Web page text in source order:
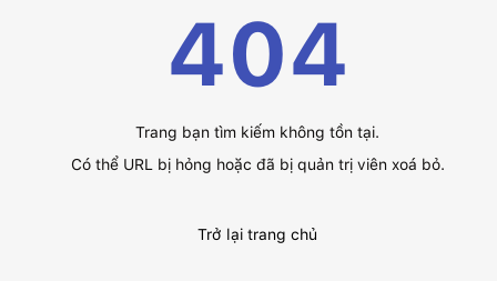
404
Trang bạn tìm kiếm không tồn tại.
Có thể URL bị hỏng hoặc đã bị quản trị viên xoá bỏ.
Trở lại trang chủ